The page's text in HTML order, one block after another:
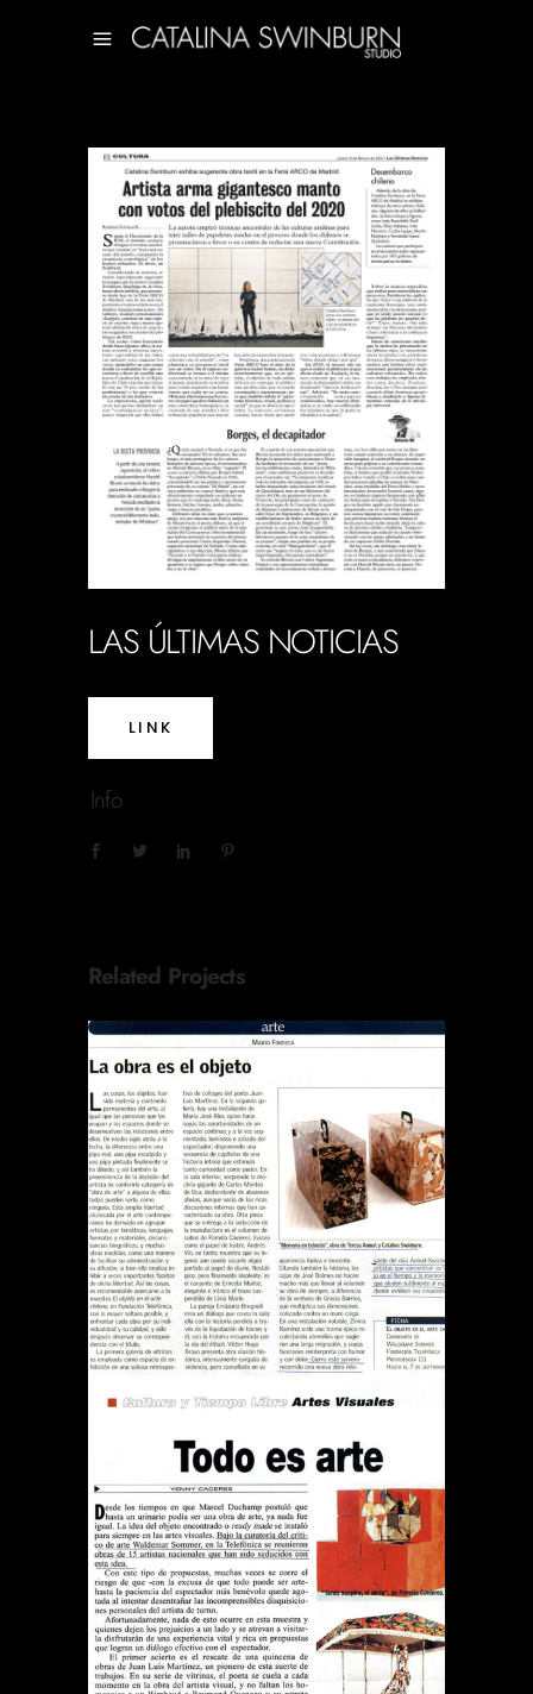
LAS ÚLTIMAS NOTICIAS
LINK
Info
Related Projects
REVISTA EL SÁBADO LA
OBRA ES EL OBJETO
Publications
REVISTA QUE PASA TODO
ES ARTE
Publications